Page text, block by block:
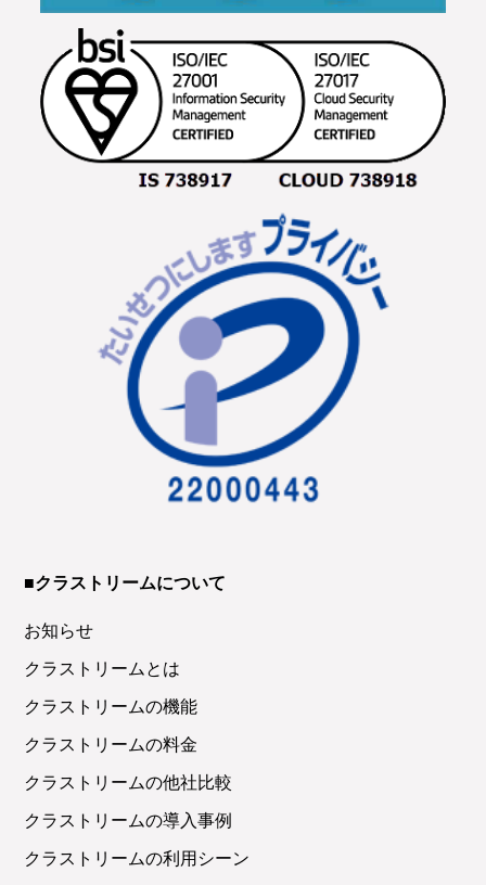
■クラストリームについて
お知らせ
クラストリームとは
クラストリームの機能
クラストリームの料金
クラストリームの他社比較
クラストリームの導入事例
クラストリームの利用シーン